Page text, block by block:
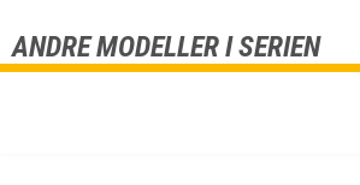
ANDRE MODELLER I SERIEN